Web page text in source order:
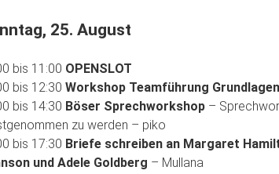
25. August
bis 11:00 OPENSLOT
bis 12:30 Workshop Teamführung Grundlagen
bis 14:30 Böser Sprechworkshop–
zu werden – piko
bis 17:30 Briefe schreiben an Margaret
und Adele Goldberg – Mullana